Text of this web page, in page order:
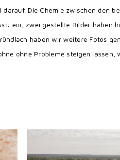
Die Chemie zwischen den
ein, zwei gestellte Bilder
haben wir weitere Fotos
ohne Probleme steigen